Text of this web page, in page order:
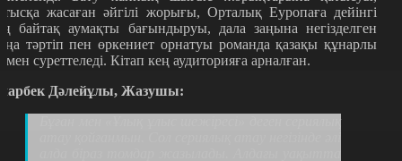
жасаған әйгілі жорығы, Орталық Еуропаға дейінгі
байтақ аумақты бағындыруы, дала заңына негізделген
тәртіп пен өркениет орнатуы романда қазақы құнарлы
суреттеледі. Кітап кең аудиторияға арналған.
Дәлейұлы, Жазушы: